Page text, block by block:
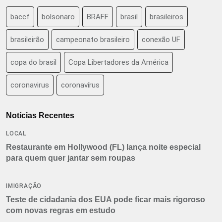
baccf bolsonaro BRAFF brasil brasileiros
brasileirão campeonato brasileiro conexão UF
copa do brasil Copa Libertadores da América
coronavirus coronavírus
Notícias Recentes
LOCAL
Restaurante em Hollywood (FL) lança noite especial
para quem quer jantar sem roupas
IMIGRAÇÃO
Teste de cidadania dos EUA pode ficar mais rigoroso
com novas regras em estudo